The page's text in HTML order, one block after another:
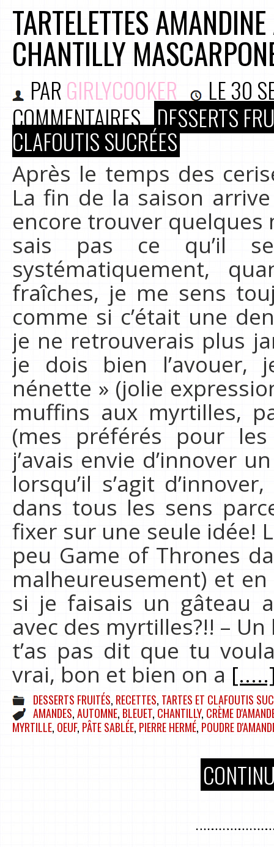
TARTELETTES
CHANTILLY
PAR GIRLYCOOKER LE30
COMMENTAIRES DESSERTS
CLAFOUTIS SUCRÉES
Après le temps des
La fin de la saison
encore trouver quelques
sais pas ce qu’il
systématiquement,
fraîches, je me sens
comme si c’était une
je ne retrouverais plus
je dois bien
nénette » (jolie
muffins aux myrtilles,
(mes préférés pour
j’avais envie d’innover
lorsqu’il s’agit
dans tous les sens
fixer sur une seule idée!
peu Game of Thrones
malheureusement) et
si je faisais un gâteau
avec des myrtilles?!! – Un
t’as pas dit que tu
vrai, bon et bien on a
DESSERTS FRUITÉS, RECETTES, TARTES ET CLAFOUTIS
AMANDES,AUTOMNE, BLEUET, CHANTILLY, CRÈME
MYRTILLE, OEUF, PÂTE SABLÉE, PIERRE HERMÉ, POUDRE